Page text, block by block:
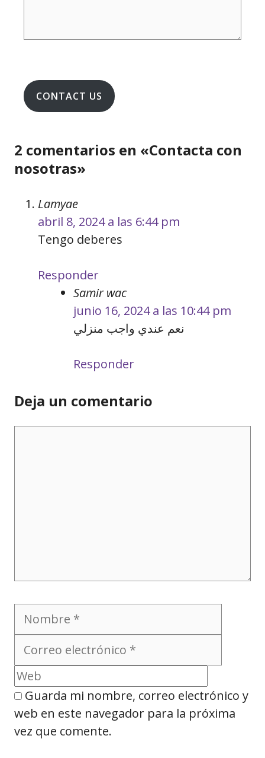
CONTACT US
2 comentarios en «Contacta con
nosotras»
Lamyae
abril 8, 2024 a las 6:44 pm
Tengo deberes
Responder
Samir wac
junio 16, 2024 a las 10:44 pm
نعم عندي واجب منزلي
Responder
Deja un comentario
Nombre
Guarda mi nombre, correo electrónico y
web en este navegador para la próxima
vez que comente.